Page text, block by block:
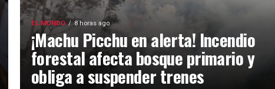
EL MUNDO 8 horas ago
¡Machu Picchu en alerta! Incendio
forestal afecta bosque primario y
obliga a suspender trenes